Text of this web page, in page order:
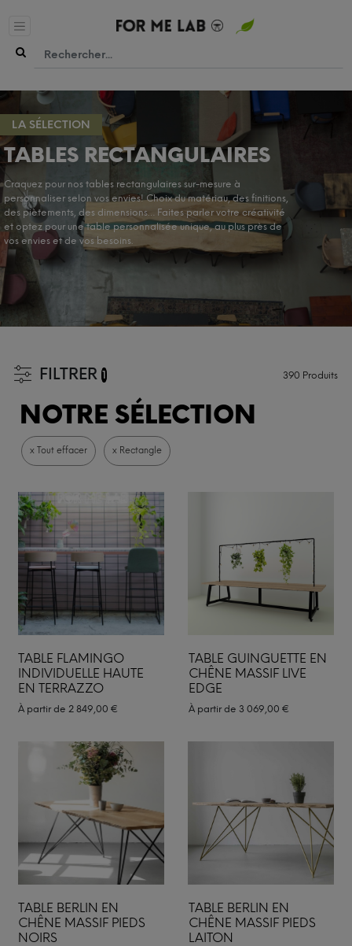
LA SÉLECTION
TABLES RECTANGULAIRES
Craquez pour nos tables rectangulaires sur-mesure à
personnaliser selon vos envies! Choix du matériau, des finitions,
des piètements, des dimensions… Faites parler votre créativité
et optez pour une table personnalisée unique, au plus près de
vos envies et de vos besoins.
FILTRER 1 390 Produits
NOTRE SÉLECTION
x Tout effacer x Rectangle
TABLE FLAMINGO
INDIVIDUELLE HAUTE
EN TERRAZZO
À partir de 2 849,00 €
TABLE GUINGUETTE EN
CHÊNE MASSIF LIVE
EDGE
À partir de 3 069,00 €
TABLE BERLIN EN
CHÊNE MASSIF PIEDS
NOIRS
TABLE BERLIN EN
CHÊNE MASSIF PIEDS
LAITON